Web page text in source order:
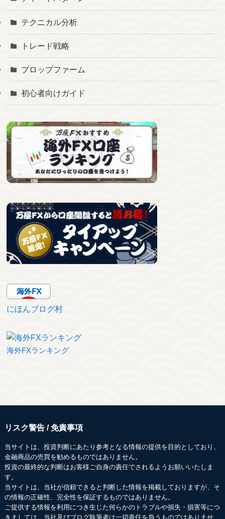
テクニカル分析
トレード戦略
プロップファーム
初心者向けガイド
にほんブログ村
海外FXランキング
リスク警告 / 免責事項
当サイトは、投資判断にあたり参考となる情報の提供を目的としており、
金融商品の売買を勧めるものではありません。
投資の最終的な判断はお客様ご自身の責任でされるようお願いいたしま
す。
当サイトは、当社が信頼できると判断した情報を掲載しておりますが、そ
の情報の正確性、完全性を保証するものではありません。
ご提供する情報を利用につき生じた何らかのトラブルや損失・損害等につ
きましては、当社及びブログ執筆者は一切責任を負うものではありませ